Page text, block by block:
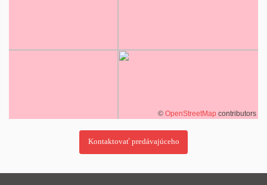
© OpenStreetMap contributors